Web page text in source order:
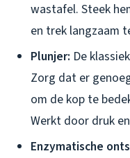
wastafel. Steek
en trek langzaam
Plunjer: De
Zorg dat er
om de kop te
Werkt door druk
Enzymatische